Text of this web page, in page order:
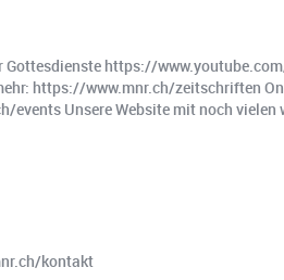
Gottesdienste https://
https://www.mnr.ch/zeitschriften
Unsere Website mit noch
kontakt